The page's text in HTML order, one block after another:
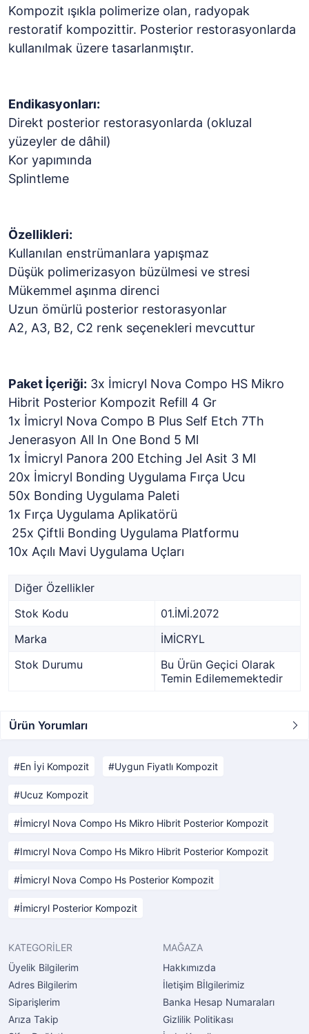
Kompozit ışıkla polimerize olan, radyopak
restoratif kompozittir. Posterior restorasyonlarda
kullanılmak üzere tasarlanmıştır.
Endikasyonları:
Direkt posterior restorasyonlarda (okluzal
yüzeyler de dâhil)
Kor yapımında
Splintleme
Özellikleri:
Kullanılan enstrümanlara yapışmaz
Düşük polimerizasyon büzülmesi ve stresi
Mükemmel aşınma direnci
Uzun ömürlü posterior restorasyonlar
A2, A3, B2, C2 renk seçenekleri mevcuttur
Paket İçeriği: 3x İmicryl Nova Compo HS Mikro
Hibrit Posterior Kompozit Refill 4 Gr
1x İmicryl Nova Compo B Plus Self Etch 7Th
Jenerasyon All In One Bond 5 Ml
1x İmicryl Panora 200 Etching Jel Asit 3 Ml
20x İmicryl Bonding Uygulama Fırça Ucu
50x Bonding Uygulama Paleti
1x Fırça Uygulama Aplikatörü
25x Çiftli Bonding Uygulama Platformu
10x Açılı Mavi Uygulama Uçları
Diğer Özellikler
Stok Kodu
01.İMİ.2072
Marka
İMİCRYL
Stok Durumu
Bu Ürün Geçici Olarak
Temin Edilememektedir
Ürün Yorumları
En İyi Kompozit Uygun Fiyatlı Kompozit
Ucuz Kompozit
İmicryl Nova Compo Hs Mikro Hibrit Posterior Kompozit
Imıcryl Nova Compo Hs Mikro Hibrit Posterior Kompozit
İmicryl Nova Compo Hs Posterior Kompozit
İmicryl Posterior Kompozit
KATEGORİLER
Üyelik Bilgilerim
Adres Bilgilerim
Siparişlerim
Arıza Takip
MAĞAZA
Hakkımızda
İletişim Bİlgilerimiz
Banka Hesap Numaraları
Gizlilik Politikası